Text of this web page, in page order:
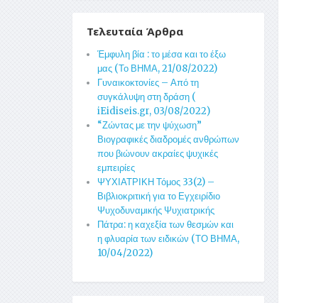
Τελευταία Άρθρα
Έμφυλη βία : το μέσα και το έξω
μας (Το ΒΗΜΑ, 21/08/2022)
Γυναικοκτονίες – Από τη
συγκάλυψη στη δράση (
iEidiseis.gr, 03/08/2022)
“Ζώντας με την ψύχωση”
Βιογραφικές διαδρομές ανθρώπων
που βιώνουν ακραίες ψυχικές
εμπειρίες
ΨΥΧΙΑΤΡΙΚΗ Τόμος 33(2) –
Βιβλιοκριτική για το Εγχειρίδιο
Ψυχοδυναμικής Ψυχιατρικής
Πάτρα: η καχεξία των θεσμών και
η φλυαρία των ειδικών (ΤΟ ΒΗΜΑ,
10/04/2022)